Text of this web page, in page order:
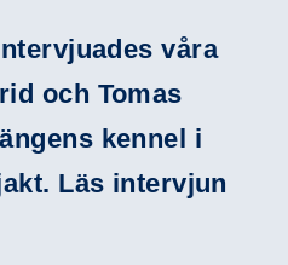
våra
och Tomas
kennel i
Läs intervjun